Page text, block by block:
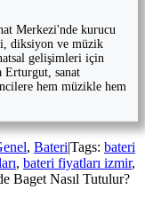
Merkezi'nde kurucu
diksiyon ve müzik
gelişimleri için
Erturgut, sanat
hem müzikle hem
, Bateri|Tags: bateri
, bateri fiyatları izmir,
Baget Nasıl Tutulur?